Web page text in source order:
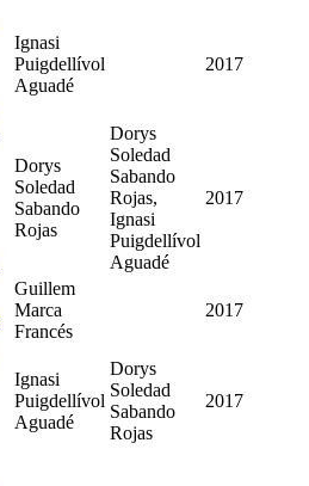
Ignasi
Puigdellívol
Aguadé
2017
Dorys
Soledad
Sabando
Rojas
Dorys
Soledad
Sabando
Rojas,
Ignasi
Puigdellívol
Aguadé
2017
Guillem
Marca
Francés
2017
Ignasi
Puigdellívol
Aguadé
Dorys
Soledad
Sabando
Rojas
2017